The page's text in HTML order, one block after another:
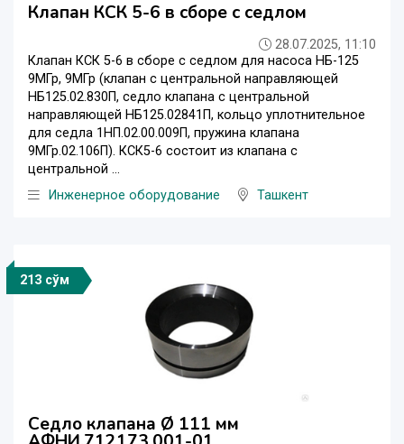
Клапан КСК 5-6 в сборе с седлом
28.07.2025, 11:10
Клапан КСК 5-6 в сборе с седлом для насоса НБ-125
9МГр, 9МГр (клапан с центральной направляющей
НБ125.02.830П, седло клапана с центральной
направляющей НБ125.02841П, кольцо уплотнительное
для седла 1НП.02.00.009П, пружина клапана
9МГр.02.106П). КСК5-6 состоит из клапана с
центральной ...
Инженерное оборудование
Ташкент
213 сўм
Седло клапана Ø 111 мм